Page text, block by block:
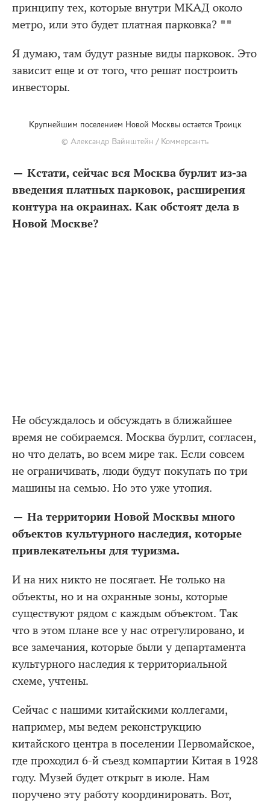
принципу тех, которые внутри МКАД около
метро, или это будет платная парковка? **
Я думаю, там будут разные виды парковок. Это
зависит еще и от того, что решат построить
инвесторы.
Крупнейшим поселением Новой Москвы остается Троицк
© Александр Вайнштейн / Коммерсантъ
— Кстати, сейчас вся Москва бурлит из-за
введения платных парковок, расширения
контура на окраинах. Как обстоят дела в
Новой Москве?
Не обсуждалось и обсуждать в ближайшее
время не собираемся. Москва бурлит, согласен,
но что делать, во всем мире так. Если совсем
не ограничивать, люди будут покупать по три
машины на семью. Но это уже утопия.
— На территории Новой Москвы много
объектов культурного наследия, которые
привлекательны для туризма.
И на них никто не посягает. Не только на
объекты, но и на охранные зоны, которые
существуют рядом с каждым объектом. Так
что в этом плане все у нас отрегулировано, и
все замечания, которые были у департамента
культурного наследия к территориальной
схеме, учтены.
Сейчас с нашими китайскими коллегами,
например, мы ведем реконструкцию
китайского центра в поселении Первомайское,
где проходил 6-й съезд компартии Китая в 1928
году. Музей будет открыт в июле. Нам
поручено эту работу координировать. Вот,